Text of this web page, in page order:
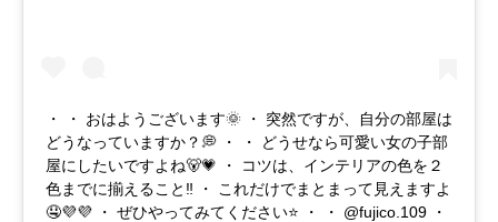
・ ・ おはようございます🌞 ・ 突然ですが、自分の部屋は
どうなっていますか？💭 ・ ・ どうせなら可愛い女の子部
屋にしたいですよね🐻💗 ・ コツは、インテリアの色を２
色までに揃えること‼️ ・ これだけでまとまって見えますよ
🤤💜💜 ・ ぜひやってみてください⭐️ ・ ・ @fujico.109 ・